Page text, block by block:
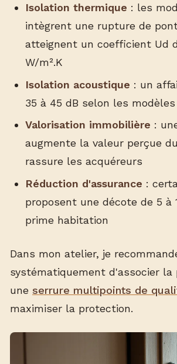
Isolation thermique : les
intègrent une rupture de
atteignent un coefficient Ud
W/m².K
Isolation acoustique : un
35 à 45 dB selon les modèles
Valorisation immobilière :
augmente la valeur perçue
rassure les acquéreurs
Réduction d'assurance :
proposent une décote de 5 à
prime habitation
Dans mon atelier, je
systématiquement d'associer la
une serrure multipoints de
maximiser la protection.